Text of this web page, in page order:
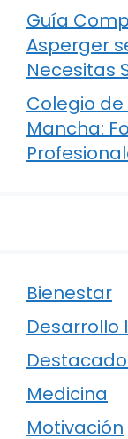
Guía
Asperger
Necesitas
Colegio
Mancha:
Bienestar
Desarrollo
Medicina
Motivación